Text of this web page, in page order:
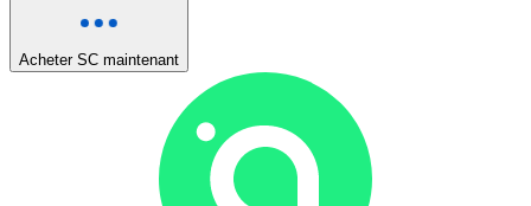
Acheter SC maintenant